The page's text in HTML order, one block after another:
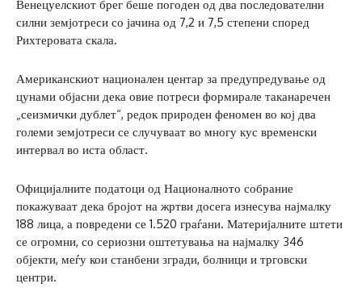
Венецуелскиот брег беше погоден од два последователни
силни земјотреси со јачина од 7,2 и 7,5 степени според
Рихтеровата скала.
Американскиот национален центар за предупредување од
цунами објасни дека овие потреси формирале таканаречен
„сеизмички дублет“, редок природен феномен во кој два
големи земјотреси се случуваат во многу кус временски
интервал во иста област.
Официјалните податоци од Националното собрание
покажуваат дека бројот на жртви досега изнесува најмалку
188 лица, а повредени се 1.520 граѓани. Материјалните штети
се огромни, со сериозни оштетувања на најмалку 346
објекти, меѓу кои станбени згради, болници и трговски
центри.